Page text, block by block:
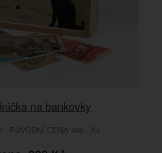
na bankovky
- PŮVODNÍ CENA 460.- Kč